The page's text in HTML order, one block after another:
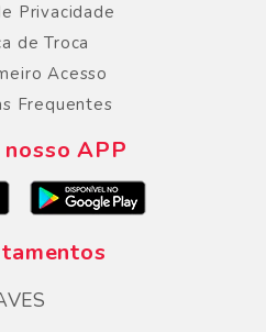
Privacidade
de Troca
Acesso
Frequentes
APP